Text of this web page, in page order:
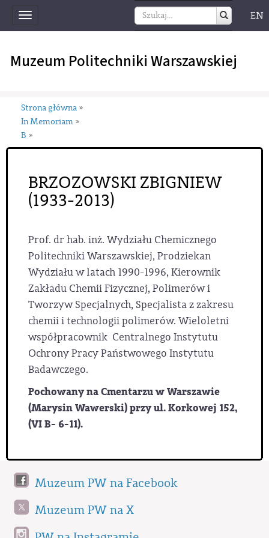
Toggle
navigation
EN
Muzeum Politechniki Warszawskiej
Strona główna »
In Memoriam »
B »
BRZOZOWSKI ZBIGNIEW
(1933-2013)
Prof. dr hab. inż. Wydziału Chemicznego
Politechniki Warszawskiej, Prodziekan
Wydziału w latach 1990-1996, Kierownik
Zakładu Chemii Fizycznej, Polimerów i
Tworzyw Specjalnych, Specjalista z zakresu
chemii i technologii polimerów. Wieloletni
współpracownik Centralnego Instytutu
Ochrony Pracy Państwowego Instytutu
Badawczego.
Pochowany na Cmentarzu w Warszawie
(Marysin Wawerski) przy ul. Korkowej 152,
(VI B- 6-11).
Muzeum PW na Facebook
Muzeum PW na X